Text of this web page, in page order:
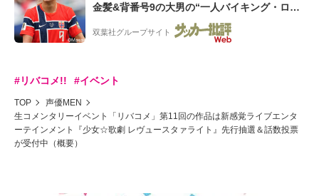
金髪&背番号9の大男の“一人バイキング・ロ
ー”映像が話題!「元気をもらった」
双葉社グループサイト
#リバコメ!! #イベント
TOP
声優MEN
生コメンタリーイベント「リバコメ」第11回の作品は新感覚ライブエンタ
ーテインメント『少女☆歌劇 レヴュースタァライト』先行抽選＆話数投票
が受付中（概要）